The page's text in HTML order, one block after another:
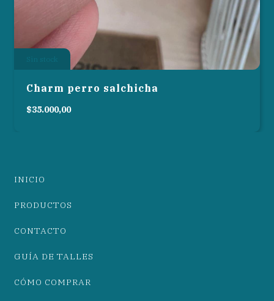
Charm perro salchicha
$35.000,00
INICIO
PRODUCTOS
CONTACTO
GUÍA DE TALLES
CÓMO COMPRAR